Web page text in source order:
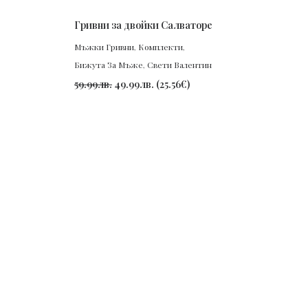
ПОРЪЧАЙ
Гривни за двойки Салваторе
Мъжки Гривни, Комплекти,
Бижута За Мъже, Свети Валентин
59.99лв. 49.99лв. (25.56€)